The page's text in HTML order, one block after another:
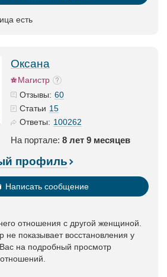
есть
Оксана
Магистр
Отзывы: 60
Статьи 15
Ответы: 100262
На портале: 8 лет 9 месяцев
профиль
Написать сообщение
отношения с другой женщиной.
не показывает восстановления у
на подробный просмотр